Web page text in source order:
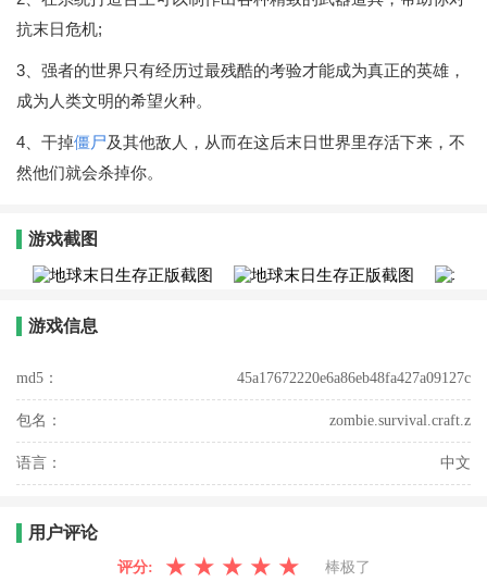
抗末日危机;
3、强者的世界只有经历过最残酷的考验才能成为真正的英雄，
成为人类文明的希望火种。
4、干掉僵尸及其他敌人，从而在这后末日世界里存活下来，不
然他们就会杀掉你。
游戏截图
游戏信息
md5： 45a17672220e6a86eb48fa427a09127c
包名： zombie.survival.craft.z
语言： 中文
用户评论
评分: ★ ★ ★ ★ ★ 棒极了